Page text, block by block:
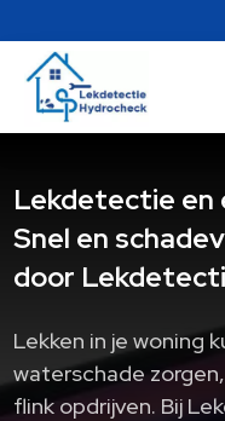
Lekdetectie en
Snel en
door
Lekken in je woning
waterschade
flink opdrijven.​ Bij